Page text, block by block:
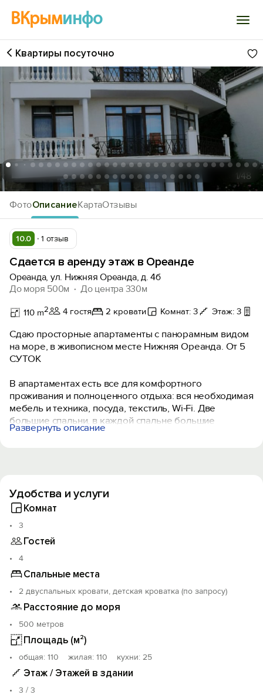
ВКрыминфо
Войти
Избранное
История просмотра
Добавить свой объект
ФотоОписаниеКартаОтзывы
Квартиры посуточно
1/48
10.0 1 отзыв
Сдается в аренду этаж в Ореанде
Ореанда, ул. Нижняя Ореанда, д. 4б
До моря 500м
До центра 330м
110 m2 4 гостя 2 кровати Комнат: 3 Этаж: 3
Сдаю просторные апартаменты с панорамным видом
на море, в живописном месте Нижняя Ореанда. От 5
СУТОК
В апартаментах есть все для комфортного
проживания и полноценного отдыха: вся необходимая
мебель и техника, посуда, текстиль, Wi-Fi. Две
большие спальни, в каждой спальне большие
комфортные кровати, телевизор, кондиционер, свой
Свой двор, мангальная зона и парковочные места,
Дом расположен в 50 метрах от Солнечной тропы,
500 метров от Ливадийского дворца. Рядом детская
площадка, парк, магазин. От 5 СУТОК.
Развернуть описание
Удобства и услуги
Комнат
3
Гостей
4
Спальные места
2 двуспальных кровати, детская кроватка (по запросу)
Расстояние до моря
500 метров
Площадь (м²)
oбщая: 110 жилая: 110 кухни: 25
Этаж / Этажей в здании
3 / 3